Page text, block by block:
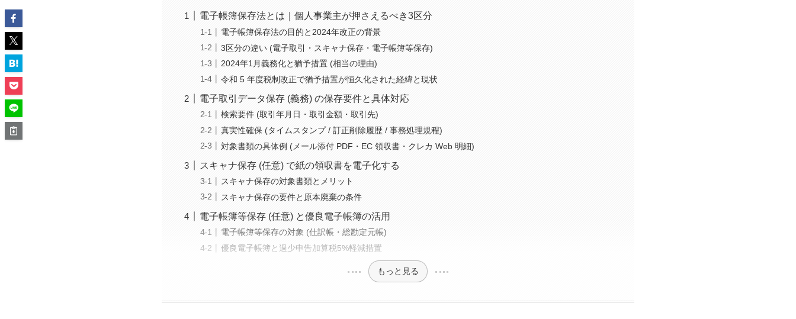
電子帳簿保存法とは｜個人事業主が押さえるべき3区分
電子帳簿保存法の目的と2024年改正の背景
3区分の違い (電子取引・スキャナ保存・電子帳簿等保存)
2024年1月義務化と猶予措置 (相当の理由)
令和 5 年度税制改正で猶予措置が恒久化された経緯と現状
電子取引データ保存 (義務) の保存要件と具体対応
検索要件 (取引年月日・取引金額・取引先)
真実性確保 (タイムスタンプ / 訂正削除履歴 / 事務処理規程)
対象書類の具体例 (メール添付 PDF・EC 領収書・クレカ Web 明細)
スキャナ保存 (任意) で紙の領収書を電子化する
スキャナ保存の対象書類とメリット
スキャナ保存の要件と原本廃棄の条件
電子帳簿等保存 (任意) と優良電子帳簿の活用
電子帳簿等保存の対象 (仕訳帳・総勘定元帳)
優良電子帳簿と過少申告加算税5%軽減措置
もっと見る